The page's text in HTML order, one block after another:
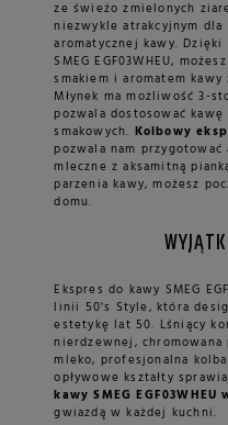
ze świeżo zmielonych
niezwykle atrakcyjnym
aromatycznej kawy.
SMEG EGF03WHEU,
smakiem i aromatem
Młynek ma możliwość 3-
pozwala dostosować
smakowych. Kolbowy
pozwala nam
mleczne z aksamitną
parzenia kawy, możesz
domu.
Ekspres do kawy SMEG
linii 50's Style, która
estetykę lat 50. Lśniący
nierdzewnej, chromowana
mleko, profesjonalna
opływowe kształty
kawy SMEG
gwiazdą w każdej kuchni.